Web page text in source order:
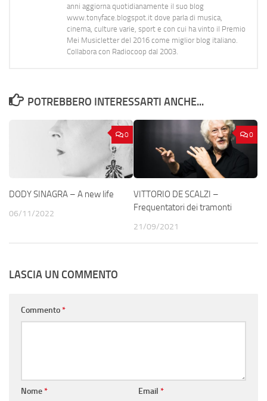
anni aggiorna quotidianamente il suo blog
www.tonyface.blogspot.it dove parla di musica,
cinema, culture varie, sport e con cui ha vinto il Premio
Mei Musicletter del 2016 come miglior blog italiano.
Collabora con Radiocoop dal 2003.
POTREBBERO INTERESSARTI ANCHE...
0
DODY SINAGRA – A new life
06/11/2022
0
VITTORIO DE SCALZI –
Frequentatori dei tramonti
21/09/2021
LASCIA UN COMMENTO
Commento*
Nome* Email *